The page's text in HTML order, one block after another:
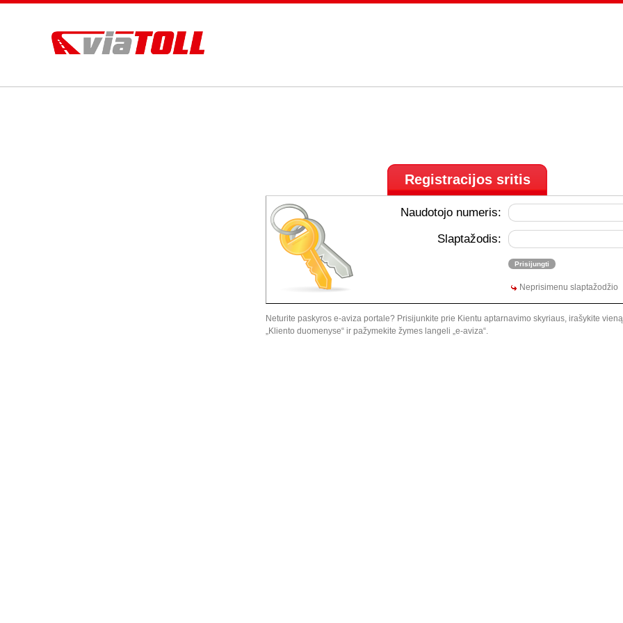
Registracijos sritis
Naudotojo numeris:
Slaptažodis:
Neprisimenu slaptažodžio
Neturite paskyros e-aviza portale? Prisijunkite prie Kientu aptarnavimo skyriaus, irašykite
„Kliento duomenyse“ ir pažymekite žymes langeli „e-aviza“.